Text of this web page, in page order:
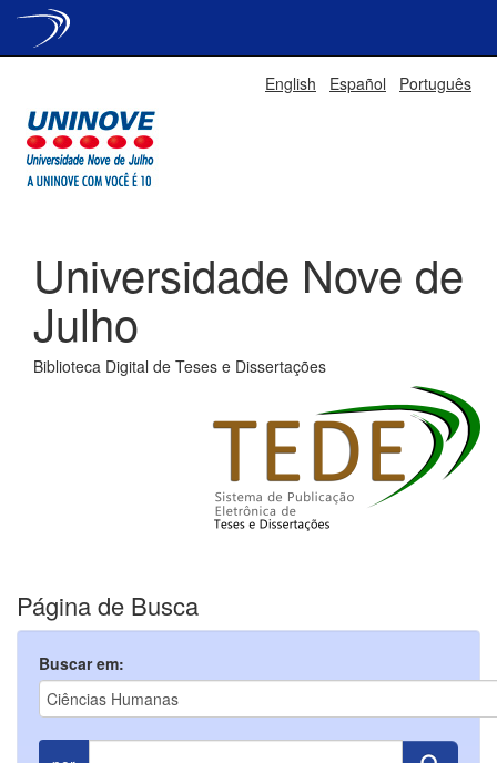
English Español Português
Universidade Nove de
Julho
Biblioteca Digital de Teses e Dissertações
Página de Busca
Buscar em: